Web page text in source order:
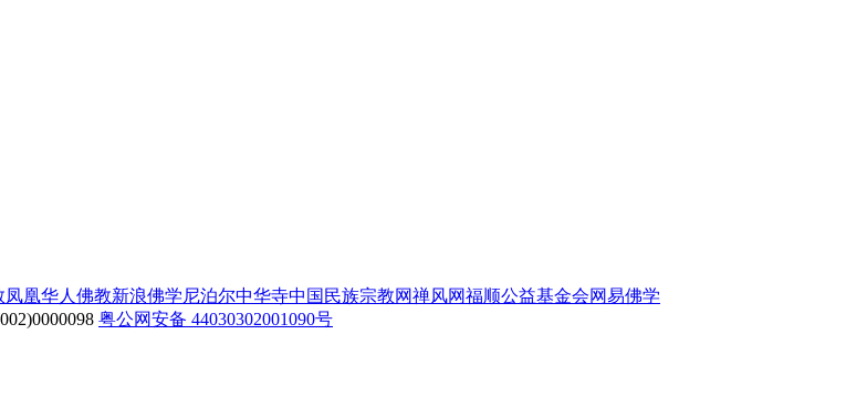
凤凰华人佛教新浪佛学尼泊尔中华寺中国民族宗教网禅风网福顺公益基金会网易佛学
粤公网安备 44030302001090号